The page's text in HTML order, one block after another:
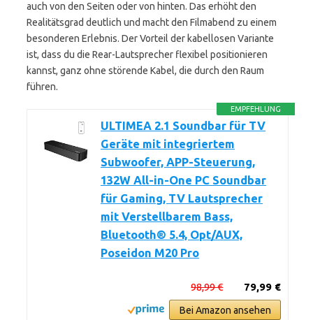
auch von den Seiten oder von hinten. Das erhöht den
Realitätsgrad deutlich und macht den Filmabend zu einem
besonderen Erlebnis. Der Vorteil der kabellosen Variante
ist, dass du die Rear-Lautsprecher flexibel positionieren
kannst, ganz ohne störende Kabel, die durch den Raum
führen.
EMPFEHLUNG
ULTIMEA 2.1 Soundbar für TV
Geräte mit integriertem
Subwoofer, APP-Steuerung,
132W All-in-One PC Soundbar
für Gaming, TV Lautsprecher
mit Verstellbarem Bass,
Bluetooth® 5.4, Opt/AUX,
Poseidon M20 Pro
79,99 €
98,99 €
Bei Amazon ansehen